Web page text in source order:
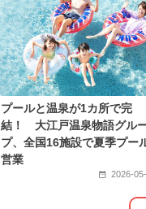
2024年2月のイベント
ワークショップ
2026年3月のイベント
プールと温泉が1カ所で完
結！ 大江戸温泉物語グル
プ、全国16施設で夏季プー
営業
2026-